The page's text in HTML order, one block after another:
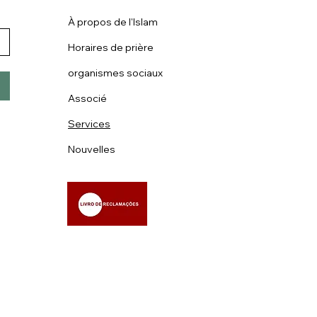
À propos de l'Islam
Horaires de prière
organismes sociaux
Associé
Services
Nouvelles